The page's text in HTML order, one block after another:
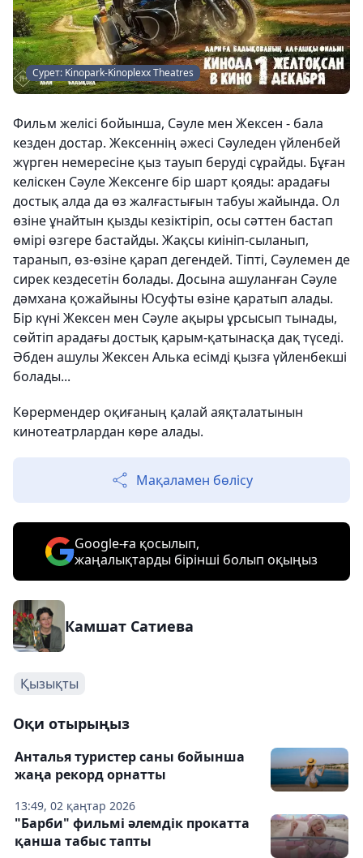
Сурет: Kinopark-Kinoplexx Theatres
Фильм желісі бойынша, Сәуле мен Жексен - бала
кезден достар. Жексеннің әжесі Сәуледен үйленбей
жүрген немересіне қыз тауып беруді сұрайды. Бұған
келіскен Сәуле Жексенге бір шарт қояды: арадағы
достық алда да өз жалғастығын табуы жайында. Ол
өзіне ұнайтын қызды кезіктіріп, осы сәттен бастап
өмірі өзгере бастайды. Жақсы киініп-сыланып,
таранып, өз-өзіне қарап дегендей. Тіпті, Сәулемен де
сирек кездесетін болады. Досына ашуланған Сәуле
дәмхана қожайыны Юсуфты өзіне қаратып алады.
Бір күні Жексен мен Сәуле ақыры ұрсысып тынады,
сөйтіп арадағы достық қарым-қатынасқа дақ түседі.
Әбден ашулы Жексен Алька есімді қызға үйленбекші
болады...
Көрермендер оқиғаның қалай аяқталатынын
кинотеатрлардан көре алады.
Мақаламен бөлісу
Google-ға қосылып,
жаңалықтарды бірінші болып оқыңыз
Камшат Сатиева
Қызықты
Оқи отырыңыз
13:49, 02 қаңтар 2026
Анталья туристер саны бойынша
жаңа рекорд орнатты
"Барби" фильмі әлемдік прокатта
қанша табыс тапты